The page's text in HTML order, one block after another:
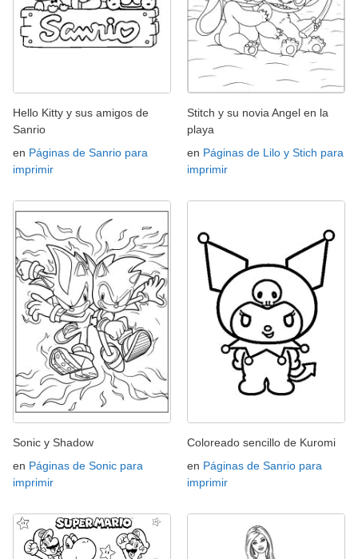
Hello Kitty y sus amigos de
Sanrio
en Páginas de Sanrio para
imprimir
Stitch y su novia Angel en la
playa
en Páginas de Lilo y Stich para
imprimir
Sonic y Shadow
en Páginas de Sonic para
imprimir
Coloreado sencillo de Kuromi
en Páginas de Sanrio para
imprimir